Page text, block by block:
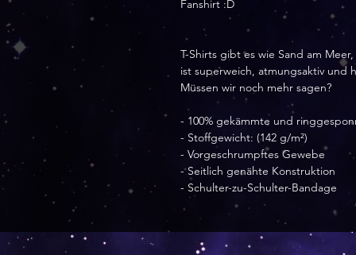
Fanshirt :D
T-Shirts gibt es wie Sand am
ist superweich, atmungsaktiv und
Müssen wir noch mehr sagen?
- 100% gekämmte und
- Stoffgewicht: (142 g/m²)
- Vorgeschrumpftes Gewebe
- Seitlich genähte Konstruktion
- Schulter-zu-Schulter-Bandage